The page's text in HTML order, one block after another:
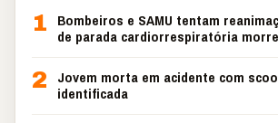
1
Bombeiros e SAMU tentam
de parada cardiorrespiratória
2
Jovem morta em acidente com
identificada